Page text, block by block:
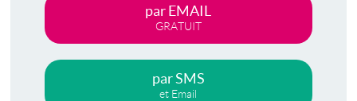
par EMAIL
GRATUIT
par SMS
et Email